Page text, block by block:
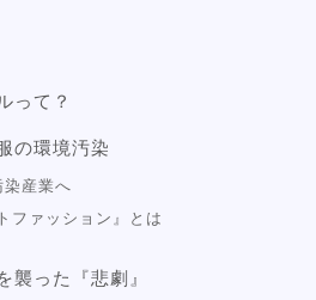
って？
の環境汚染
産業へ
ファッション』とは
襲った『悲劇』